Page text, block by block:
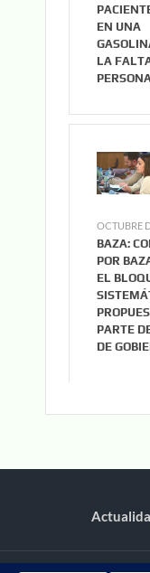
EN UNA
LA
OCTUBRE
BAZA:
POR
EL
PARTE
DE